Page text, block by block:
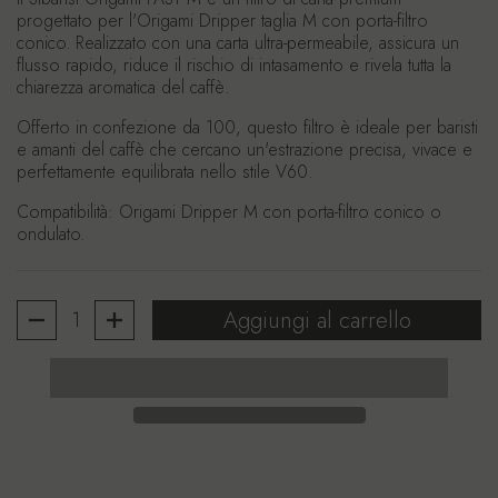
progettato per l'Origami Dripper taglia M con porta-filtro
conico. Realizzato con una carta ultra-permeabile, assicura un
flusso rapido, riduce il rischio di intasamento e rivela tutta la
chiarezza aromatica del caffè.
Offerto in confezione da 100, questo filtro è ideale per baristi
e amanti del caffè che cercano un'estrazione precisa, vivace e
perfettamente equilibrata nello stile V60.
Compatibilità: Origami Dripper M con porta-filtro conico o
ondulato.
Quantità Aggiungi al carrello